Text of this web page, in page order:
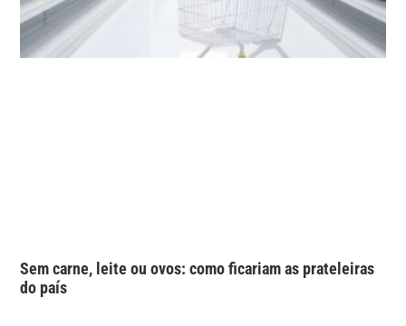
Sem carne, leite ou ovos: como ficariam as prateleiras
do país